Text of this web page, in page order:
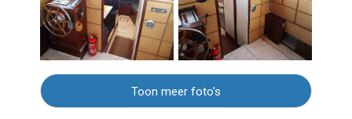
Toon meer foto's